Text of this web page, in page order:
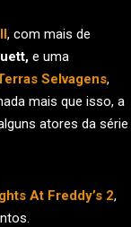
, com mais de
e uma
Selvagens,
mais que isso, a
atores da série
At Freddy’s 2,